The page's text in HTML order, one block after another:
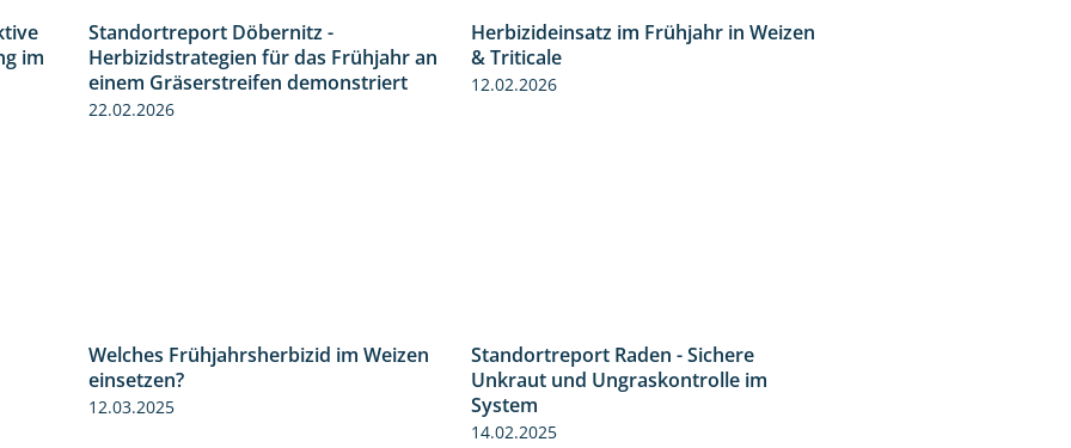
4:32
im
3:32
Standortreport Döbernitz -
Herbizidstrategien für das Frühjahr an
einem Gräserstreifen demonstriert
22.02.2026
Herbizideinsatz im Frühjahr in Weizen
& Triticale
12.02.2026
Welches Frühjahrsherbizid im Weizen
einsetzen?
12.03.2025
Standortreport Raden - Sichere
Unkraut und Ungraskontrolle im
System
14.02.2025